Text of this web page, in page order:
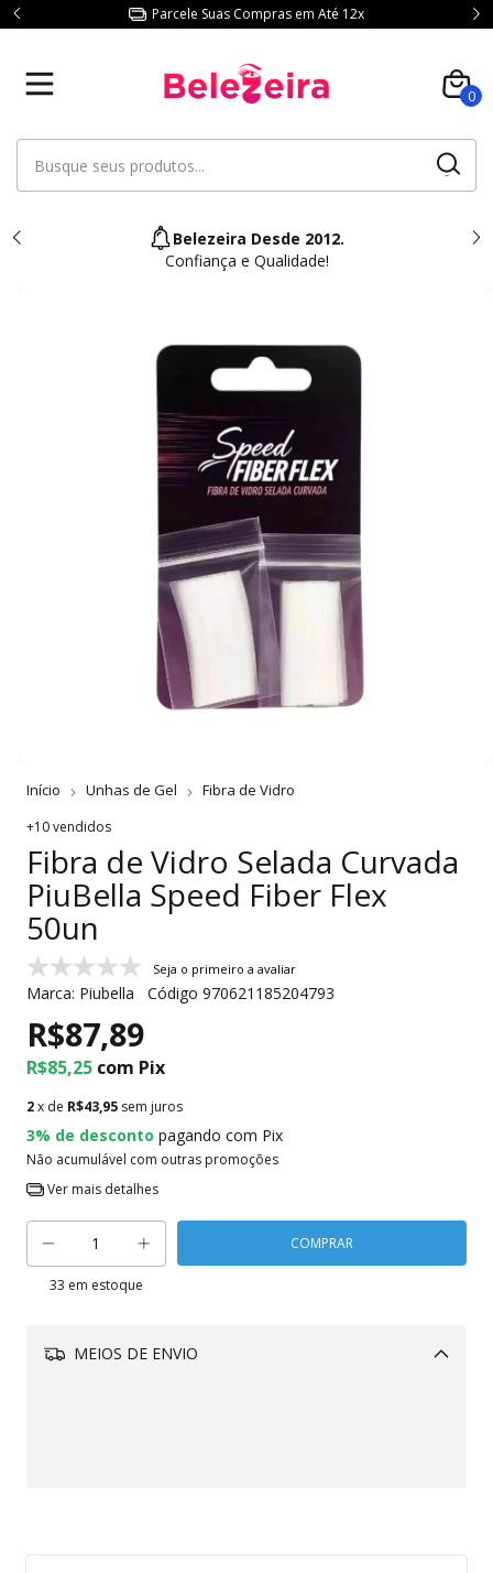
Parcele Suas Compras em Até 12x
0
Belezeira Desde 2012.
Confiança e Qualidade!
Início Unhas de Gel Fibra de Vidro
+10 vendidos
Fibra de Vidro Selada Curvada
PiuBella Speed Fiber Flex
50un
Seja o primeiro a avaliar
Marca: Piubella Código 970621185204793
R$87,89
R$85,25 com Pix
2x de R$43,95 sem juros
3% de desconto pagando com Pix
Não acumulável com outras promoções
Ver mais detalhes
33 em estoque
MEIOS DE ENVIO